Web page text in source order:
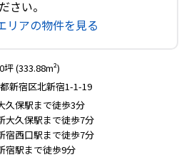
さい。
リアの物件を見る
坪 (333.88m²)
新宿区北新宿1-1-19
久保駅まで徒歩3分
大久保駅まで徒歩7分
宿西口駅まで徒歩7分
宿駅まで徒歩9分